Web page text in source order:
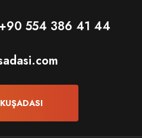
+90 554 386 41 44